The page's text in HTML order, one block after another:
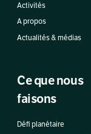
Activités
A propos
Actualités & médias
Ce que nous
faisons
Défi planétaire